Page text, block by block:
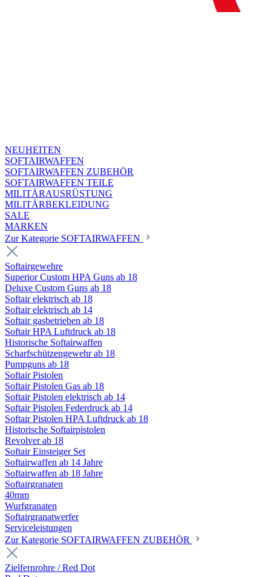
NEUHEITEN
SOFTAIRWAFFEN
SOFTAIRWAFFEN ZUBEHÖR
SOFTAIRWAFFEN TEILE
MILITÄRAUSRÜSTUNG
MILITÄRBEKLEIDUNG
SALE
MARKEN
Zur Kategorie SOFTAIRWAFFEN
Softairgewehre
Superior Custom HPA Guns ab 18
Deluxe Custom Guns ab 18
Softair elektrisch ab 18
Softair elektrisch ab 14
Softair gasbetrieben ab 18
Softair HPA Luftdruck ab 18
Historische Softairwaffen
Scharfschützengewehr ab 18
Pumpguns ab 18
Softair Pistolen
Softair Pistolen Gas ab 18
Softair Pistolen elektrisch ab 14
Softair Pistolen Federdruck ab 14
Softair Pistolen HPA Luftdruck ab 18
Historische Softairpistolen
Revolver ab 18
Softair Einsteiger Set
Softairwaffen ab 14 Jahre
Softairwaffen ab 18 Jahre
Softairgranaten
40mm
Wurfgranaten
Softairgranatwerfer
Serviceleistungen
Zur Kategorie SOFTAIRWAFFEN ZUBEHÖR
Zielfernrohre / Red Dot